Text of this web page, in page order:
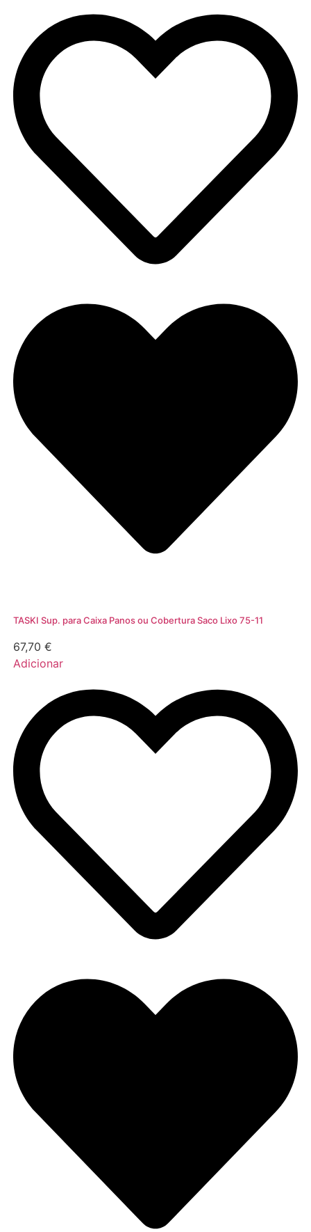
TASKI Sup. para Caixa Panos ou Cobertura Saco Lixo 75-11
67,70 €
Adicionar